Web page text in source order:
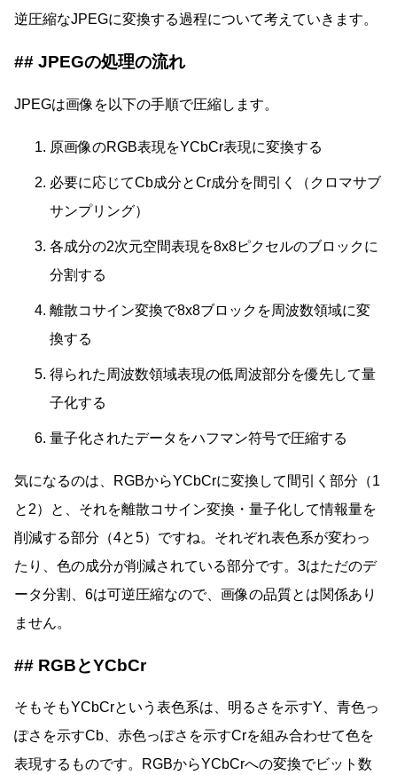
逆圧縮なJPEGに変換する過程について考えていきます。
JPEGの処理の流れ
JPEGは画像を以下の手順で圧縮します。
原画像のRGB表現をYCbCr表現に変換する
必要に応じてCb成分とCr成分を間引く（クロマサブ
サンプリング）
各成分の2次元空間表現を8x8ピクセルのブロックに
分割する
離散コサイン変換で8x8ブロックを周波数領域に変
換する
得られた周波数領域表現の低周波部分を優先して量
子化する
量子化されたデータをハフマン符号で圧縮する
気になるのは、RGBからYCbCrに変換して間引く部分（1
と2）と、それを離散コサイン変換・量子化して情報量を
削減する部分（4と5）ですね。それぞれ表色系が変わっ
たり、色の成分が削減されている部分です。3はただのデ
ータ分割、6は可逆圧縮なので、画像の品質とは関係あり
ません。
RGBとYCbCr
そもそもYCbCrという表色系は、明るさを示すY、青色っ
ぽさを示すCb、赤色っぽさを示すCrを組み合わせて色を
表現するものです。RGBからYCbCrへの変換でビット数